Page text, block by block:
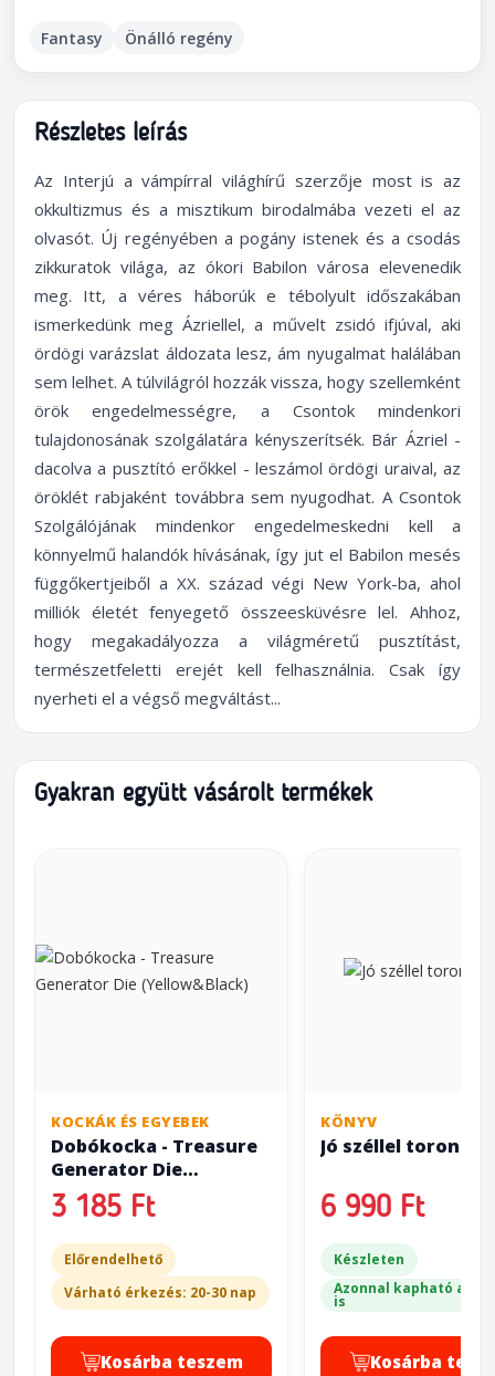
Fantasy Önálló regény
Részletes leírás
Az Interjú a vámpírral világhírű szerzője most is az
okkultizmus és a misztikum birodalmába vezeti el az
olvasót. Új regényében a pogány istenek és a csodás
zikkuratok világa, az ókori Babilon városa elevenedik
meg. Itt, a véres háborúk e tébolyult időszakában
ismerkedünk meg Ázriellel, a művelt zsidó ifjúval, aki
ördögi varázslat áldozata lesz, ám nyugalmat halálában
sem lelhet. A túlvilágról hozzák vissza, hogy szellemként
örök engedelmességre, a Csontok mindenkori
tulajdonosának szolgálatára kényszerítsék. Bár Ázriel -
dacolva a pusztító erőkkel - leszámol ördögi uraival, az
öröklét rabjaként továbbra sem nyugodhat. A Csontok
Szolgálójának mindenkor engedelmeskedni kell a
könnyelmű halandók hívásának, így jut el Babilon mesés
függőkertjeiből a XX. század végi New York-ba, ahol
milliók életét fenyegető összeesküvésre lel. Ahhoz,
hogy megakadályozza a világméretű pusztítást,
természetfeletti erejét kell felhasználnia. Csak így
nyerheti el a végső megváltást...
Gyakran együtt vásárolt termékek
KOCKÁK ÉS EGYEBEK
Dobókocka - Treasure
Generator Die
(Yellow&Black)
3 185 Ft
Előrendelhető
Várható érkezés: 20-30 nap
Kosárba teszem
KÖNYV
Jó széllel toroni
6 990 Ft
Készleten
Azonnal kapható a
is
Kosárba